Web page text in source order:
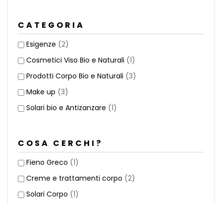
CATEGORIA
Esigenze (2)
Cosmetici Viso Bio e Naturali (1)
Prodotti Corpo Bio e Naturali (3)
Make up (3)
Solari bio e Antizanzare (1)
COSA CERCHI?
Fieno Greco (1)
Creme e trattamenti corpo (2)
Solari Corpo (1)